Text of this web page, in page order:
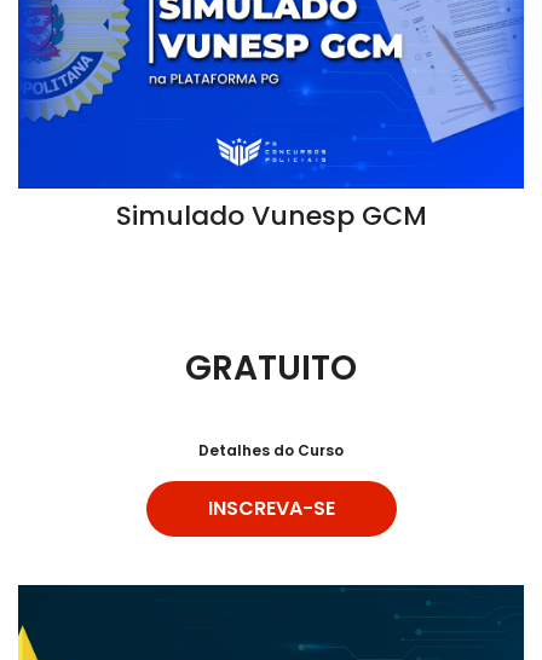
Simulado Vunesp GCM
GRATUITO
Detalhes do Curso
INSCREVA-SE